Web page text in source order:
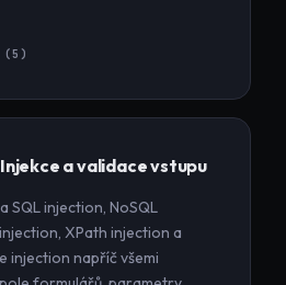
(5 )
Injekce a validace vstupu
SQL injection, NoSQL
XPath injection a
injection napříč všemi